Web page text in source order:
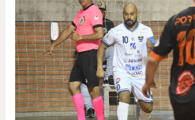
Largo
Futsal
decide
seu
futuro
na
noite